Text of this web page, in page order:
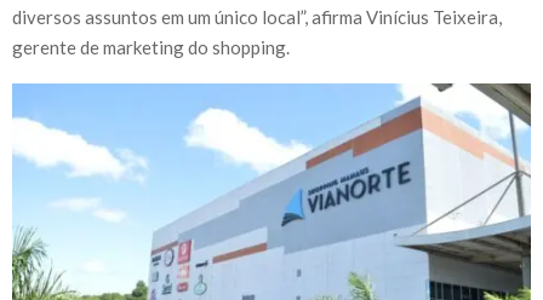
diversos assuntos em um único local”, afirma Vinícius Teixeira,
gerente de marketing do shopping.